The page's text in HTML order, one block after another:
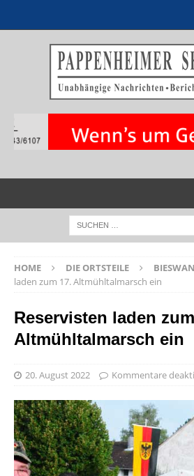
HOME DIE ORTSTEILE
laden zum 17. Altmühltalmarsch ein
Reservisten laden
Altmühltalmarsch ein
20. August 2022 Kommentare